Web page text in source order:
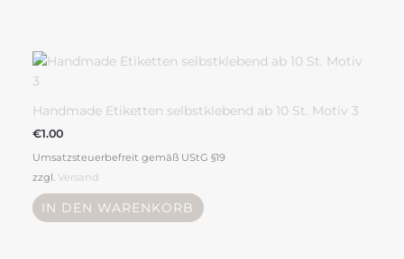
Handmade Etiketten selbstklebend ab 10 St. Motiv 3
€1.00
Umsatzsteuerbefreit gemäß UStG §19
zzgl. Versand
IN DEN WARENKORB